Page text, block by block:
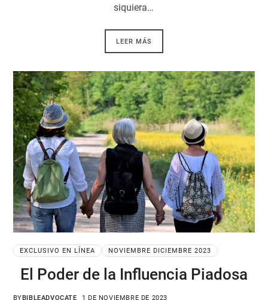
siquiera…
LEER MÁS
EXCLUSIVO EN LÍNEA NOVIEMBRE DICIEMBRE 2023
El Poder de la Influencia Piadosa
BYBIBLEADVOCATE 1 DE NOVIEMBRE DE 2023